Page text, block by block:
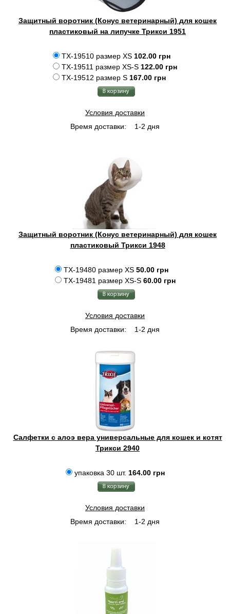
Защитный воротник (Конус ветеринарный) для кошек
пластиковый на липучке Трикси 1951
TX-19510 размер XS 102.00 грн
TX-19511 размер XS-S 122.00 грн
TX-19512 размер S 167.00 грн
Условия доставки
Время доставки:
1-2 дня
Защитный воротник (Конус ветеринарный) для кошек
пластиковый Трикси 1948
TX-19480 размер XS 50.00 грн
TX-19481 размер XS-S 60.00 грн
Условия доставки
Время доставки:
1-2 дня
Салфетки с алоэ вера универсальные для кошек и котят
Трикси 2940
упаковка 30 шт. 164.00 грн
Условия доставки
Время доставки:
1-2 дня